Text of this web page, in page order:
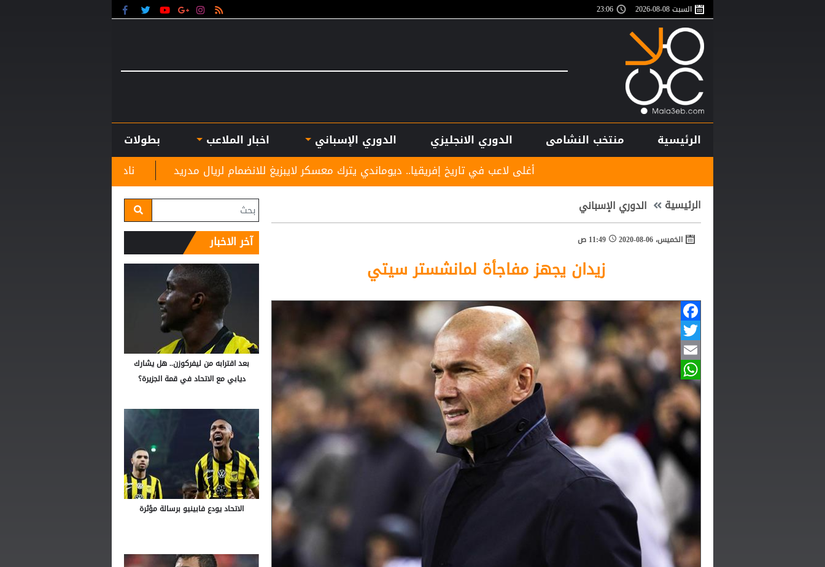
السبت 08-08-2026 23:06
الرئيسية منتخب النشامى الدوري الانجليزي الدوري الإسباني اخبار الملاعب
بطولات
نادي الرمثا يستقبل مدربه الجديد غاسانين
أغلى لاعب في تاريخ إفريقيا.. ديوماندي يترك معسكر لايبزيغ للانضمام لريال مدريد
الرئيسية الدوري الإسباني
الخميس، 06-08-2020 11:49 ص
زيدان يجهز مفاجأة لمانشستر سيتي
Facebook
Twitter
Email
WhatsApp
آخر الاخبار
بعد اقترابه من ليفركوزن.. هل يشارك
ديابي مع الاتحاد في قمة الجزيرة؟
الاتحاد يودع فابينيو برسالة مؤثرة